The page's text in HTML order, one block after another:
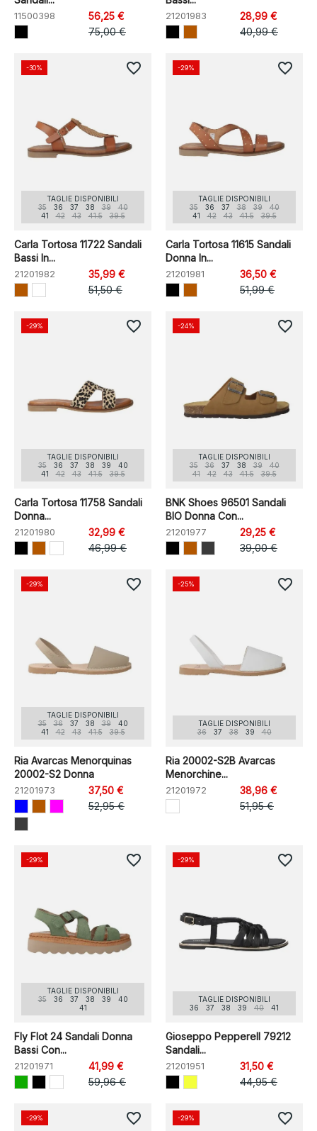
11500398
56,25 €
75,00 €
21201983
28,99 €
40,99 €
TAGLIE DISPONIBILI
35
36 37 38 39
40
41
42 43 41.5 39.5
Carla Tortosa 11722 Sandali
Bassi In...
21201982
35,99 €
51,50 €
-30% favorite_border
TAGLIE DISPONIBILI
35
36 37 38 39
40
41
42 43 41.5 39.5
Carla Tortosa 11615 Sandali
Donna In...
21201981
36,50 €
51,99 €
-29% favorite_border
TAGLIE DISPONIBILI
35
36 37 38 39
40
41
42 43 41.5 39.5
Carla Tortosa 11758 Sandali
Donna...
21201980
32,99 €
46,99 €
-29% favorite_border
TAGLIE DISPONIBILI
35
36 37 38 39
40
41
42 43 41.5 39.5
BNK Shoes 96501 Sandali
BIO Donna Con...
21201977
29,25 €
39,00 €
-24% favorite_border
TAGLIE DISPONIBILI
35
36 37 38 39
40
41
42 43 41.5 39.5
Ria Avarcas Menorquinas
20002-S2 Donna
21201973
37,50 €
52,95 €
-29% favorite_border
TAGLIE DISPONIBILI
36
37 38 39 40
Ria 20002-S2B Avarcas
Menorchine...
21201972
38,96 €
51,95 €
-25% favorite_border
TAGLIE DISPONIBILI
35
36 37 38 39
40
41
Fly Flot 24 Sandali Donna
Bassi Con...
21201971
41,99 €
59,96 €
-29% favorite_border
TAGLIE DISPONIBILI
36
37 38 39 40 41
Gioseppo Pepperell 79212
Sandali...
21201951
31,50 €
44,95 €
-29% favorite_border
-29% favorite_border -29% favorite_border